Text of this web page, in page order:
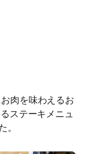
肉を味わえるお
ステーキメニュ
。